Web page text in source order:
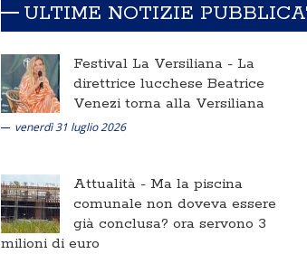
ULTIME NOTIZIE
Festival La Versiliana - La
direttrice lucchese Beatrice
Venezi torna alla Versiliana
venerdì 31 luglio 2026
Attualità - Ma la piscina
comunale non doveva essere
già conclusa? ora servono 3
milioni di euro